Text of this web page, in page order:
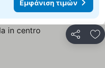
Εμφάνιση τιμών